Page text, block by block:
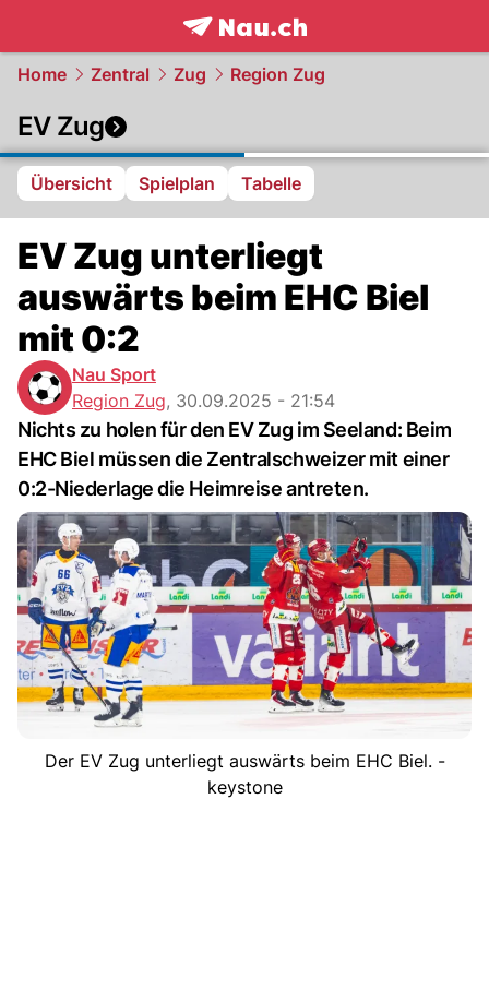
frontpage.NAU.ch
Home Zentral Zug Region Zug
EV Zug
Übersicht Spielplan Tabelle
EV Zug unterliegt
auswärts beim EHC Biel
mit 0:2
Nau Sport
Region Zug, 30.09.2025 - 21:54
Nichts zu holen für den EV Zug im Seeland: Beim
EHC Biel müssen die Zentralschweizer mit einer
0:2-Niederlage die Heimreise antreten.
Der EV Zug unterliegt auswärts beim EHC Biel. -
keystone